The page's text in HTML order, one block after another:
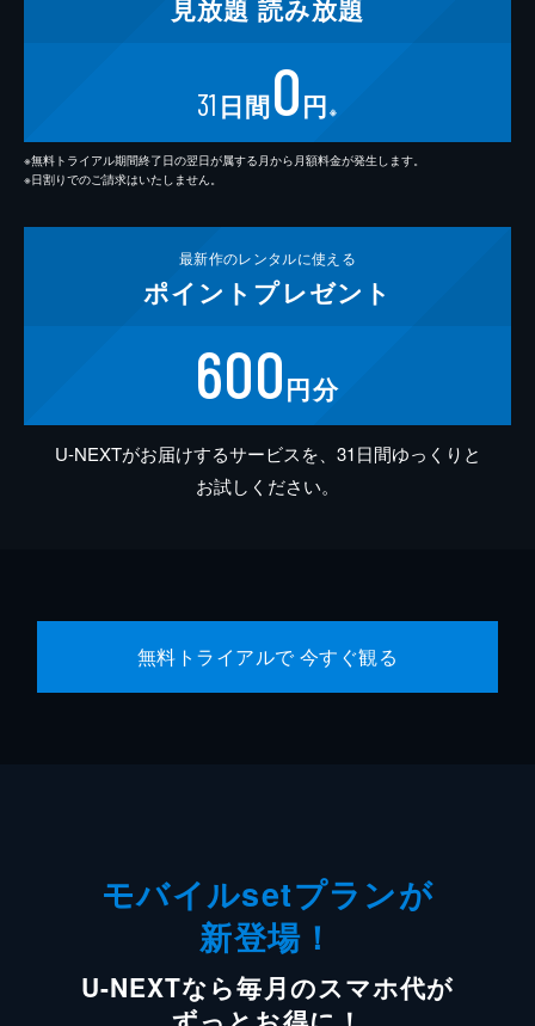
見放題 読み放題
31 日間0円 ※
※無料トライアル期間終了日の翌日が属する月から月額料金が発生します。
※日割りでのご請求はいたしません。
最新作のレンタルに使える
ポイント プレゼント
600円分
U-NEXTがお届けするサービスを、31日間ゆっくりと
お試しください。
無料トライアルで 今すぐ観る
モバイルsetプランが
新登場！
U-NEXTなら毎月のスマホ代が